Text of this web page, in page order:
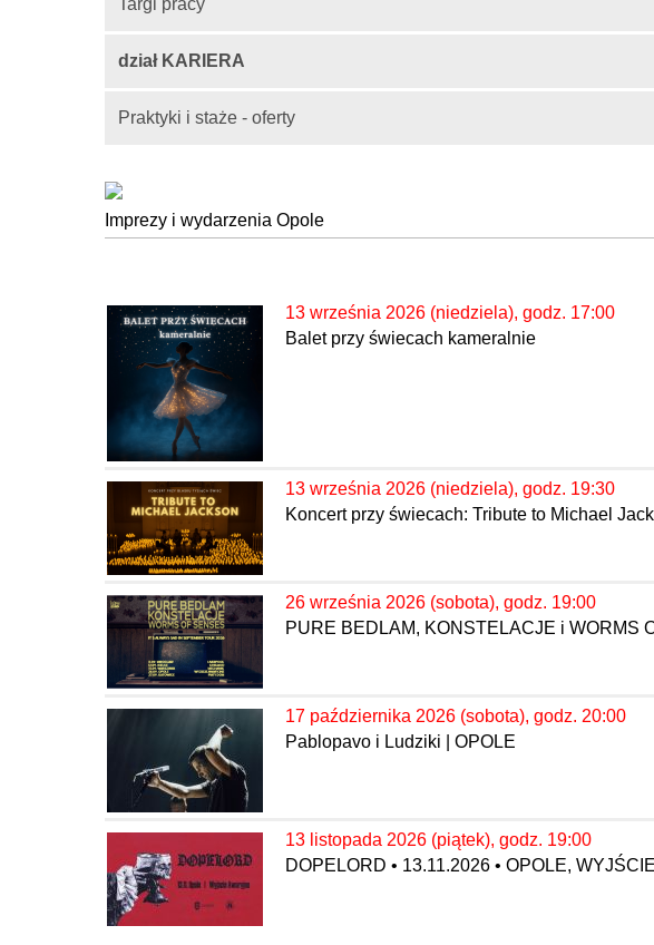
Targi pracy
dział KARIERA
Praktyki i staże - oferty
Imprezy i wydarzenia Opole
13 września 2026 (niedziela), godz. 17:00
Balet przy świecach kameralnie
13 września 2026 (niedziela), godz. 19:30
Koncert przy świecach: Tribute to Michael
26 września 2026 (sobota), godz. 19:00
PURE BEDLAM, KONSTELACJE i WORMS
17 października 2026 (sobota), godz. 20:00
Pablopavo i Ludziki | OPOLE
13 listopada 2026 (piątek), godz. 19:00
DOPELORD • 13.11.2026 • OPOLE,